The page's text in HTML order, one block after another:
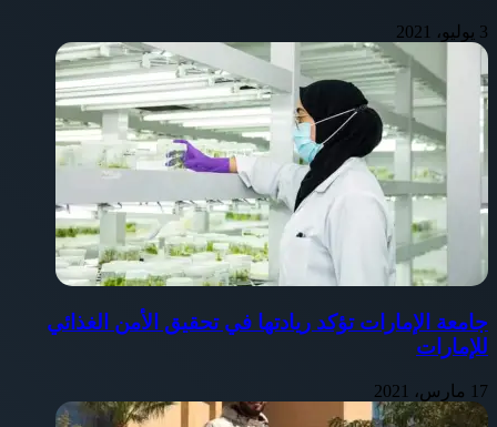
3 يوليو، 2021
جامعة الإمارات تؤكد ريادتها في تحقيق الأمن الغذائي
للإمارات
17 مارس، 2021